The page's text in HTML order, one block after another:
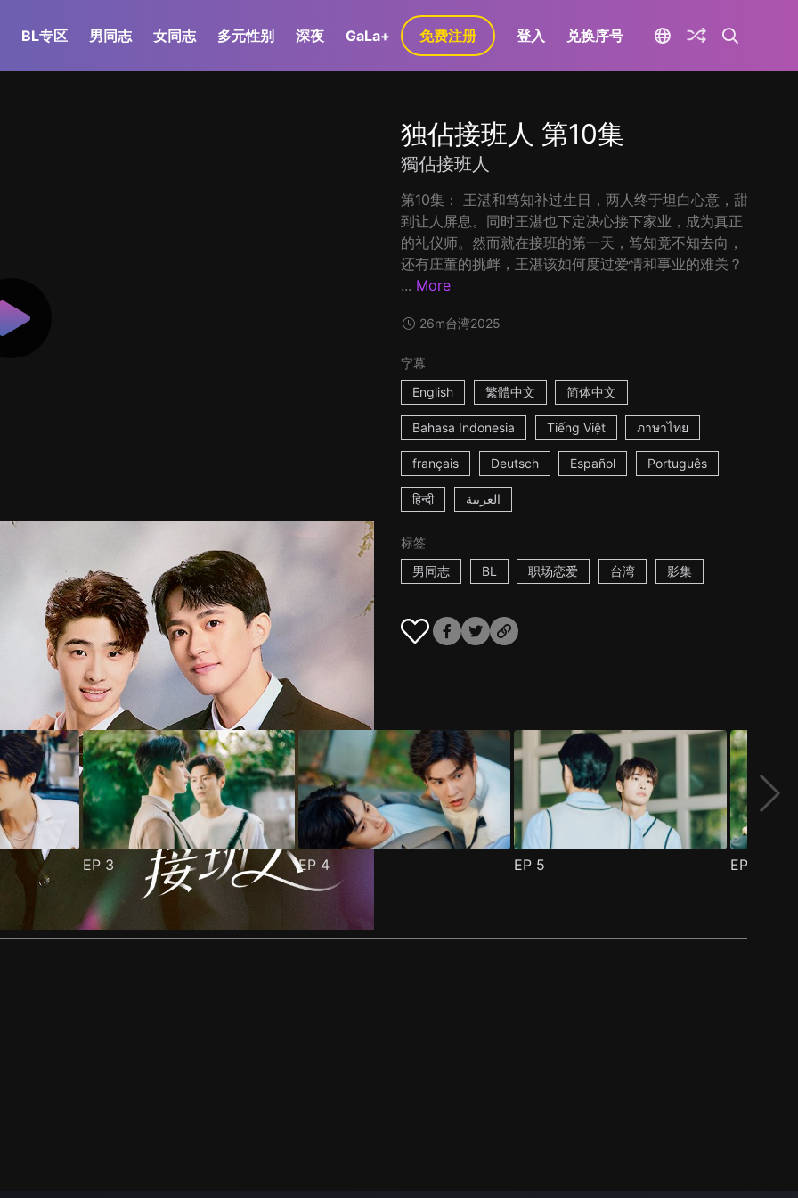
BL专区 男同志 女同志 多元性别 深夜 GaLa+ 免费注册 登入 兑换序号
独佔接班人 第10集
獨佔接班人
第10集： 王湛和笃知补过生日，两人终于坦白心意，甜
到让人屏息。同时王湛也下定决心接下家业，成为真正
的礼仪师。然而就在接班的第一天，笃知竟不知去向，
还有庄董的挑衅，王湛该如何度过爱情和事业的难关？
... More
26m台湾2025
字幕
English
繁體中文 简体中文
Bahasa Indonesia Tiếng Việt ภาษาไทย
français Deutsch Español Português
हिन्दी العربية
标签
男同志
BL 职场恋爱 台湾 影集
EP 3 EP 4 EP 5 EP